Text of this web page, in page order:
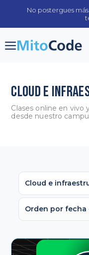
No postergues
CLOUD E
Clases online en vivo
desde nuestro
Cloud e